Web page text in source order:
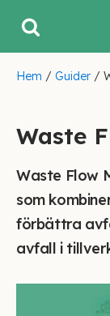
Hem / Guider /
Waste
Waste Flow
som
förbättra
avfall i